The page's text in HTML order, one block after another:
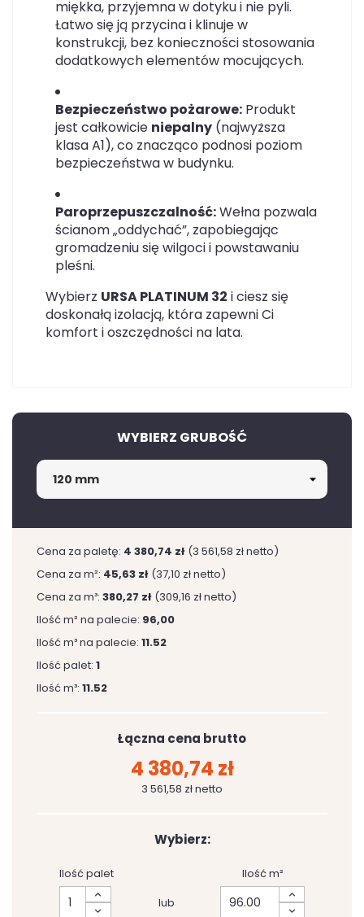
miękka, przyjemna w dotyku i nie pyli.
Łatwo się ją przycina i klinuje w
konstrukcji, bez konieczności stosowania
dodatkowych elementów mocujących.
Bezpieczeństwo pożarowe: Produkt
jest całkowicie niepalny (najwyższa
klasa A1), co znacząco podnosi poziom
bezpieczeństwa w budynku.
Paroprzepuszczalność:Wełna pozwala
ścianom „oddychać”, zapobiegając
gromadzeniu się wilgoci i powstawaniu
pleśni.
Wybierz URSA PLATINUM 32 i ciesz się
doskonałą izolacją, która zapewni Ci
komfort i oszczędności na lata.
WYBIERZ GRUBOŚĆ
Cena za paletę: 4 380,74 zł (3 561,58 zł netto)
Cena za m²: 45,63 zł (37,10 zł netto)
Cena za m³: 380,27 zł (309,16 zł netto)
Ilość m² na palecie: 96,00
Ilość m³ na palecie: 11.52
Ilość palet: 1
Ilość m³: 11.52
Łączna cena brutto
4 380,74 zł
3 561,58 zł netto
Wybierz:
Ilość palet
lub
Ilość m²